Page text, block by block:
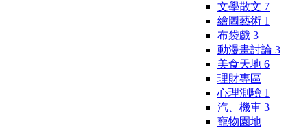
文學散文 7
繪圖藝術 1
布袋戲 3
動漫畫討論 3
美食天地 6
理財專區
心理測驗 1
汽、機車 3
寵物園地